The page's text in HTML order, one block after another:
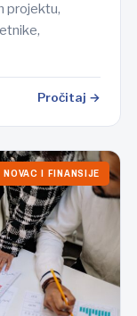
projektu,
Pročitaj →
NOVAC I FINANSIJE